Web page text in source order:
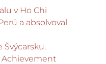
v Ho Chi
a absolvoval
Achievement